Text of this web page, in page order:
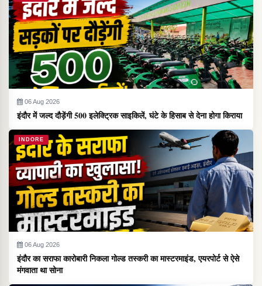
06 Aug 2026
इंदौर में जल्द दौड़ेंगी 500 इलेक्ट्रिक साइकिलें, घंटे के हिसाब से देना होगा किराया
INDORE
06 Aug 2026
इंदौर का सराफा कारोबारी निकला गोल्ड तस्करी का मास्टरमाइंड, एयरपोर्ट से ऐसे
मंगवाता था सोना